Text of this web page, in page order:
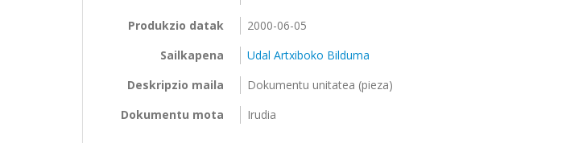
Produkzio datak
2000-06-05
Sailkapena
Udal Artxiboko Bilduma
Deskripzio maila
Dokumentu unitatea (pieza)
Dokumentu mota
Irudia